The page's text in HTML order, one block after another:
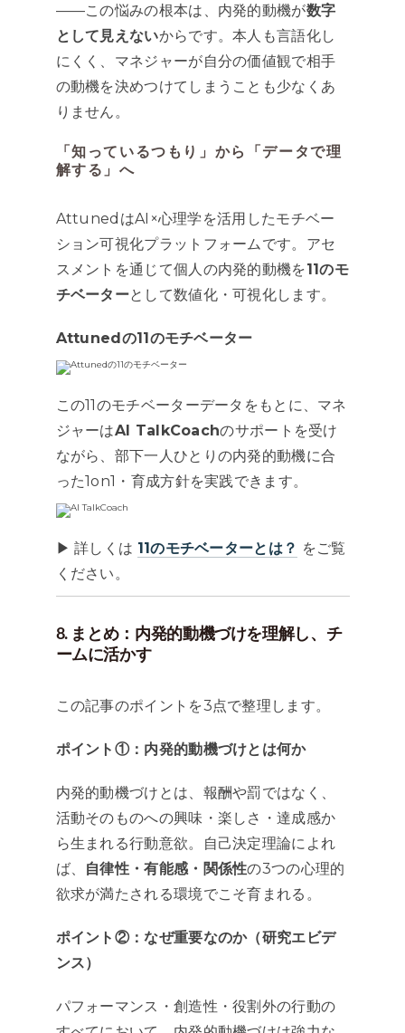
——この悩みの根本は、内発的動機が数字
として見えないからです。本人も言語化し
にくく、マネジャーが自分の価値観で相手
の動機を決めつけてしまうことも少なくあ
りません。
「知っているつもり」から「データで理
解する」へ
AttunedはAI×心理学を活用したモチベー
ション可視化プラットフォームです。アセ
スメントを通じて個人の内発的動機を11のモ
チベーターとして数値化・可視化します。
Attunedの11のモチベーター
この11のモチベーターデータをもとに、マネ
ジャーはAI TalkCoachのサポートを受け
ながら、部下一人ひとりの内発的動機に合
った1on1・育成方針を実践できます。
▶︎ 詳しくは 11のモチベーターとは？ をご覧
ください。
8. まとめ：内発的動機づけを理解し、チ
ームに活かす
この記事のポイントを3点で整理します。
ポイント①：内発的動機づけとは何か
内発的動機づけとは、報酬や罰ではなく、
活動そのものへの興味・楽しさ・達成感か
ら生まれる行動意欲。自己決定理論によれ
ば、 自律性・有能感・関係性の3つの心理的
欲求が満たされる環境でこそ育まれる。
ポイント②：なぜ重要なのか（研究エビデ
ンス）
パフォーマンス・創造性・役割外の行動の